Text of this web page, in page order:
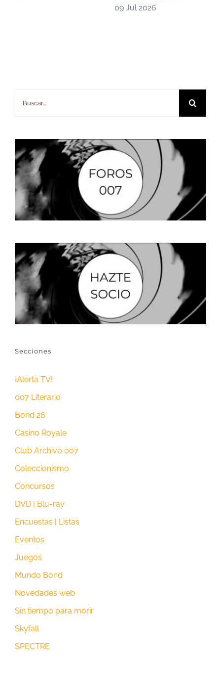
09 Jul 2026
Secciones
¡Alerta TV!
007 Literario
Bond 26
Casino Royale
Club Archivo 007
Coleccionismo
Concursos
DVD | Blu-ray
Encuestas | Listas
Eventos
Juegos
Mundo Bond
Novedades web
Sin tiempo para morir
Skyfall
SPECTRE